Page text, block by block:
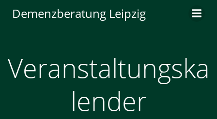
Inhalt
Demenzberatung Leipzig
Veranstaltungska
lender